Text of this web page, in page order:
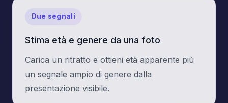
Due segnali
Stima età e genere da una foto
Carica un ritratto e ottieni età apparente più
un segnale ampio di genere dalla
presentazione visibile.